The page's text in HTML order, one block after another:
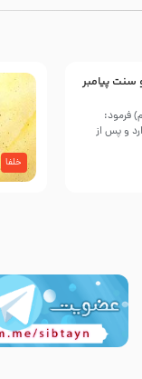
سنت پیامبر
فرمود:
و پس از
خلفا